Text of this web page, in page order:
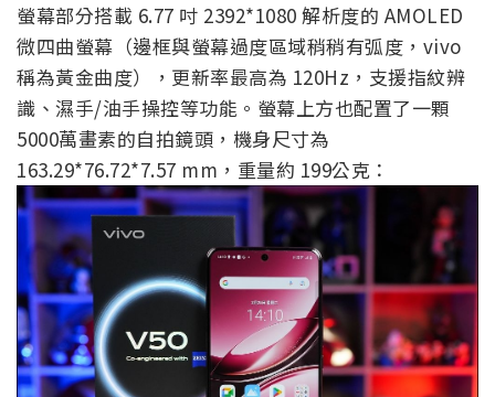
螢幕部分搭載 6.77 吋 2392*1080 解析度的 AMOLED
微四曲螢幕（邊框與螢幕過度區域稍稍有弧度，vivo
稱為黃金曲度），更新率最高為 120Hz，支援指紋辨
識、濕手/油手操控等功能。螢幕上方也配置了一顆
5000萬畫素的自拍鏡頭，機身尺寸為
163.29*76.72*7.57 mm，重量約 199公克：